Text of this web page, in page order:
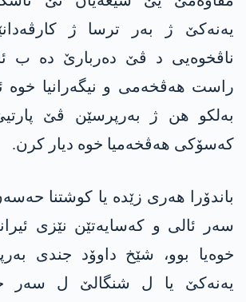
یەنەکێ ژ بەر ترسا ژ
ناڤخوەیی د ڤێ دەربارێ دە ب
راست هەڤخەمی و نیگەرانیا خوە
بەلکو هن ژ بەرپرسێن ڤێ
کەسۆکی هەڤخەمیا خوە دیار کرن.
باندۆرا هەری زێدە یا کوشتنا
سەر ئالی و کەسایەتێن نێزی
خوەیا بوو، شێخ داوۆد جندی
یەنەکێ یا ل شنگالێ ل سەر